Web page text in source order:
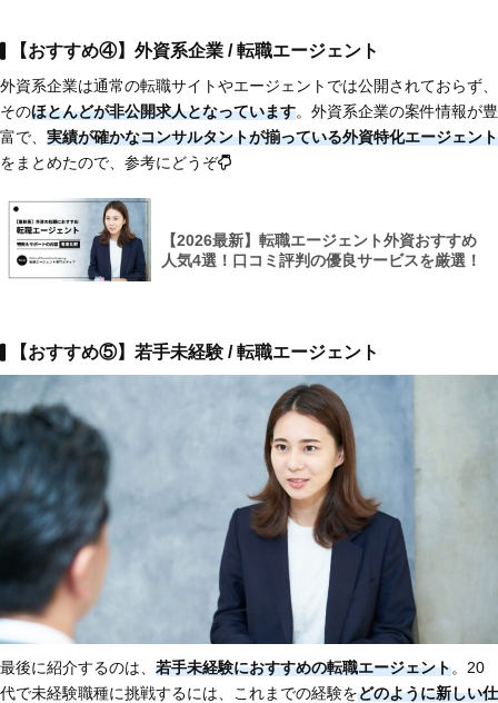
【おすすめ④】外資系企業 / 転職エージェント
外資系企業は通常の転職サイトやエージェントでは公開されておらず、
そのほとんどが非公開求人となっています。外資系企業の案件情報が豊
富で、 実績が確かなコンサルタントが揃っている外資特化エージェント
をまとめたので、参考にどうぞ
【2026最新】転職エージェント外資おすすめ
人気4選！口コミ評判の優良サービスを厳選！
【おすすめ⑤】若手未経験 / 転職エージェント
最後に紹介するのは、 若手未経験におすすめの転職エージェント。20
代で未経験職種に挑戦するには、これまでの経験をどのように新しい仕